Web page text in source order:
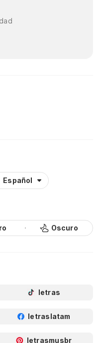
Español
Oscuro
letras
letraslatam
letrasmusbr